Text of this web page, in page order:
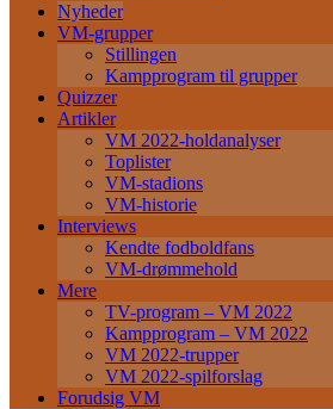
Nyheder
VM-grupper
Stillingen
Kampprogram til grupper
Quizzer
Artikler
VM 2022-holdanalyser
Toplister
VM-stadions
VM-historie
Interviews
Kendte fodboldfans
VM-drømmehold
Mere
TV-program – VM 2022
Kampprogram – VM 2022
VM 2022-trupper
VM 2022-spilforslag
Forudsig VM